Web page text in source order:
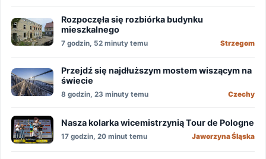
Rozpoczęła się rozbiórka budynku
mieszkalnego
7 godzin, 52 minuty temu Strzegom
Przejdź się najdłuższym mostem wiszącym na
świecie
8 godzin, 23 minuty temu Czechy
Nasza kolarka wicemistrzynią Tour de Pologne
17 godzin, 20 minut temu Jaworzyna Śląska